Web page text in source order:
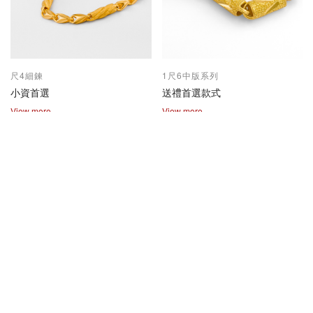
尺4細鍊
小資首選
View more
1尺6中版系列
送禮首選款式
View more